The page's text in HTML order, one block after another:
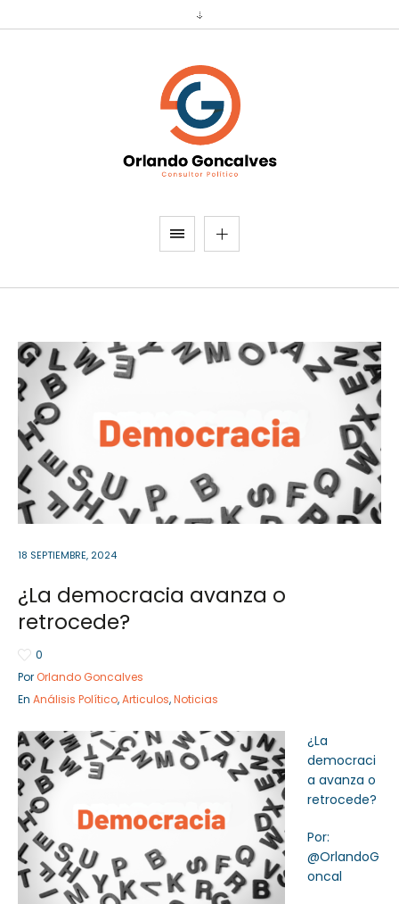
Sector Público
Servicios
Empresa Privada
Servicios
18 SEPTIEMBRE, 2024
¿La democracia avanza o
retrocede?
0
Por Orlando Goncalves
En Análisis Político,Articulos,Noticias
¿La
democraci
a avanza o
retrocede?
Por:
@OrlandoG
oncal